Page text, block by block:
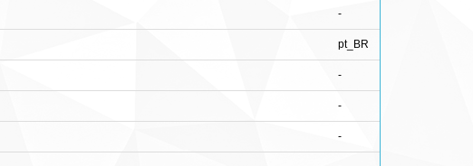
-
pt_BR
-
-
-